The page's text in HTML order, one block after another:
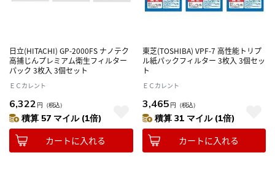
日立(HITACHI) GP-2000FS ナノテク
高捕じんプレミアム衛生フィルター
パック 3枚入 3個セット
ＥＣカレント
6,322 円 （税込）
積算 57 マイル (1倍)
カートに入れる
東芝(TOSHIBA) VPF-7 高性能トリプ
ル紙パックフィルター 3枚入 3個セッ
ト
ＥＣカレント
3,465 円 （税込）
積算 31 マイル (1倍)
カートに入れる